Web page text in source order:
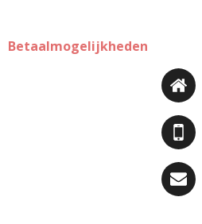
Betaalmogelijkheden